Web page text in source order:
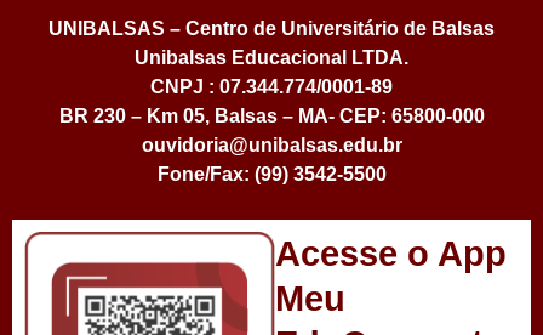
UNIBALSAS – Centro de Universitário de Balsas
Unibalsas Educacional LTDA.
CNPJ : 07.344.774/0001-89
BR 230 – Km 05, Balsas – MA- CEP: 65800-000
ouvidoria@unibalsas.edu.br
Fone/Fax: (99) 3542-5500
Acesse o App
Meu